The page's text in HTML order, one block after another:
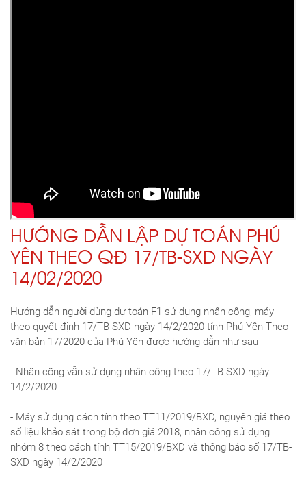
HƯỚNG DẪN LẬP DỰ TOÁN PHÚ
YÊN THEO QĐ 17/TB-SXD NGÀY
14/02/2020
Hướng dẫn người dùng dự toán F1 sử dụng nhân công, máy
theo quyết định 17/TB-SXD ngày 14/2/2020 tỉnh Phú Yên Theo
văn bản 17/2020 của Phú Yên được hướng dẫn như sau
- Nhân công vẫn sử dụng nhân công theo 17/TB-SXD ngày
14/2/2020
- Máy sử dụng cách tính theo TT11/2019/BXD, nguyên giá theo
số liệu khảo sát trong bộ đơn giá 2018, nhân công sử dụng
nhóm 8 theo cách tính TT15/2019/BXD và thông báo số 17/TB-
SXD ngày 14/2/2020